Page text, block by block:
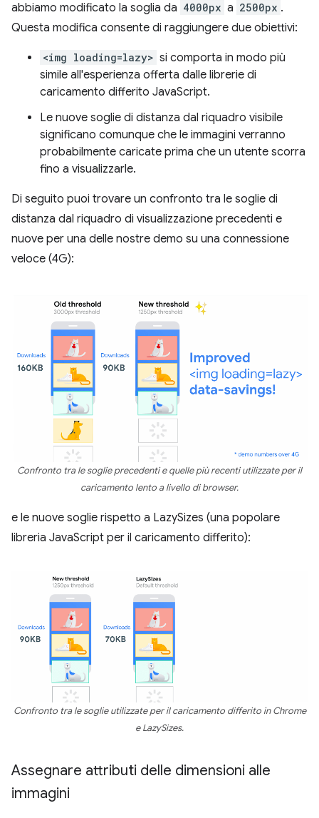
abbiamo modificato la soglia da 4000px a 2500px .
Questa modifica consente di raggiungere due obiettivi:
<img loading=lazy> si comporta in modo più
simile all'esperienza offerta dalle librerie di
caricamento differito JavaScript.
Le nuove soglie di distanza dal riquadro visibile
significano comunque che le immagini verranno
probabilmente caricate prima che un utente scorra
fino a visualizzarle.
Di seguito puoi trovare un confronto tra le soglie di
distanza dal riquadro di visualizzazione precedenti e
nuove per una delle nostre demo su una connessione
veloce (4G):
Confronto tra le soglie precedenti e quelle più recenti utilizzate per il
caricamento lento a livello di browser.
e le nuove soglie rispetto a LazySizes (una popolare
libreria JavaScript per il caricamento differito):
Confronto tra le soglie utilizzate per il caricamento differito in Chrome
e LazySizes.
Assegnare attributi delle dimensioni alle
immagini